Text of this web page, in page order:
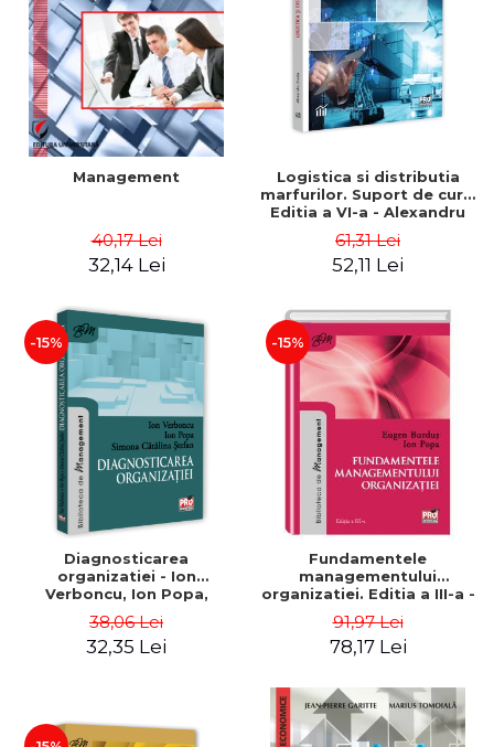
Management
40,17 Lei
32,14 Lei
Logistica si distributia
marfurilor. Suport de curs.
Editia a VI-a - Alexandru
61,31 Lei
52,11 Lei
-15%
Diagnosticarea
organizatiei - Ion
Verboncu, Ion Popa,
38,06 Lei
32,35 Lei
-15%
Fundamentele
managementului
organizatiei. Editia a III-a -
91,97 Lei
78,17 Lei